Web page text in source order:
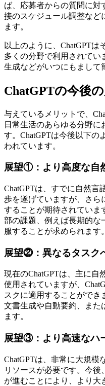
ば、応募者からの質問に対
接のスケジュール調整など
ます。
以上のように、ChatGPTは
多くの分野で利用されてい
生成などがいつにもまして
ChatGPTの今後
与えているメリットで、
日常生活のあらゆる分野に
す。ChatGPTは今後以下の
われています。
展望①：より高度な自
ChatGPTは、すでに自然言
歩を遂げていますが、さら
することが期待されていま
部の課題、例えば長期的な
服することが求められます。
展望⓶：異なるタスク
現在のChatGPTは、主に自
使用されていますが、
スクに適用することができ
文書生成や自動要約、また
ます。
展望③：より高速なハ
ChatGPTは、非常に大規模
リソースが必要です。今後
が進むことにより、より大